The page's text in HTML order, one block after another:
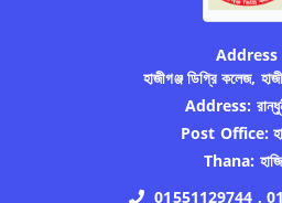
Address
হাজীগঞ্জ ডিগ্রি কলেজ,
Address:
Post Office:
Thana:
01551129744 ,